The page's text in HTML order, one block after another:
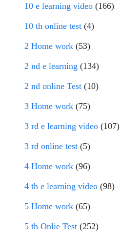
10 e learning video (166)
10 th online test (4)
2 Home work (53)
2 nd e learning (134)
2 nd online Test (10)
3 Home work (75)
3 rd e learning video (107)
3 rd online test (5)
4 Home work (96)
4 th e learning video (98)
5 Home work (65)
5 th Onlie Test (252)